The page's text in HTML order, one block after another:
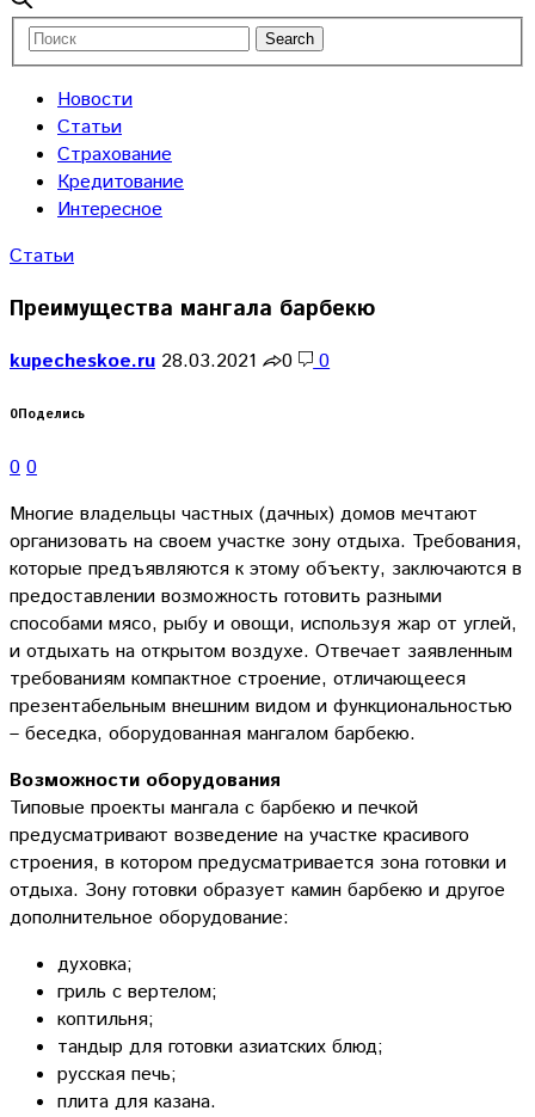
Новости
Статьи
Страхование
Кредитование
Интересное
Статьи
Преимущества мангала барбекю
kupecheskoe.ru 28.03.2021 0 0
0Поделись
0 0
Многие владельцы частных (дачных) домов мечтают
организовать на своем участке зону отдыха. Требования,
которые предъявляются к этому объекту, заключаются в
предоставлении возможность готовить разными
способами мясо, рыбу и овощи, используя жар от углей,
и отдыхать на открытом воздухе. Отвечает заявленным
требованиям компактное строение, отличающееся
презентабельным внешним видом и функциональностью
– беседка, оборудованная мангалом барбекю.
Возможности оборудования
Типовые проекты мангала с барбекю и печкой
предусматривают возведение на участке красивого
строения, в котором предусматривается зона готовки и
отдыха. Зону готовки образует камин барбекю и другое
дополнительное оборудование:
духовка;
гриль с вертелом;
коптильня;
тандыр для готовки азиатских блюд;
русская печь;
плита для казана.